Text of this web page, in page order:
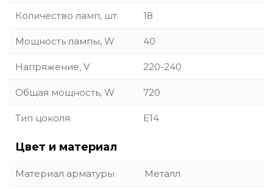
Количество ламп, шт. 18
Мощность лампы, W 40
Напряжение, V 220-240
Общая мощность, W 720
Тип цоколя E14
Цвет и материал
Материал арматуры Металл